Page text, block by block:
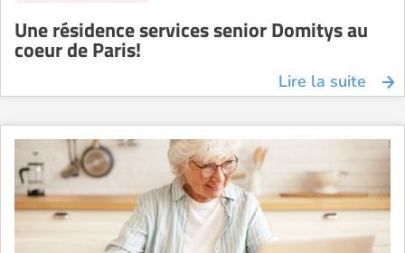
Une résidence services senior Domitys au
coeur de Paris!
Lire la suite